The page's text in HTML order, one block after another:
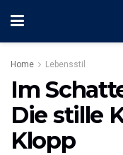
Home Lebensstil
Im
Die stille
Klopp